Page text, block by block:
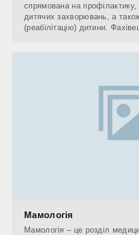
спрямована на профілактику,
дитячих захворювань, а
(реабілітацію) дитини.
Мамологія
Мамологія – це розділ